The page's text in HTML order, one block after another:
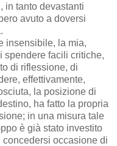
in tanto devastanti
avuto a doversi
insensibile, la mia,
spendere facili critiche,
di riflessione, di
effettivamente,
la posizione di
ha fatto la propria
in una misura tale
è già stato investito
occasione di